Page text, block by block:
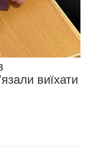
виїхати